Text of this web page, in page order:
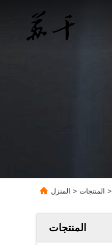
المنزل > المنتجات >
المنتجات